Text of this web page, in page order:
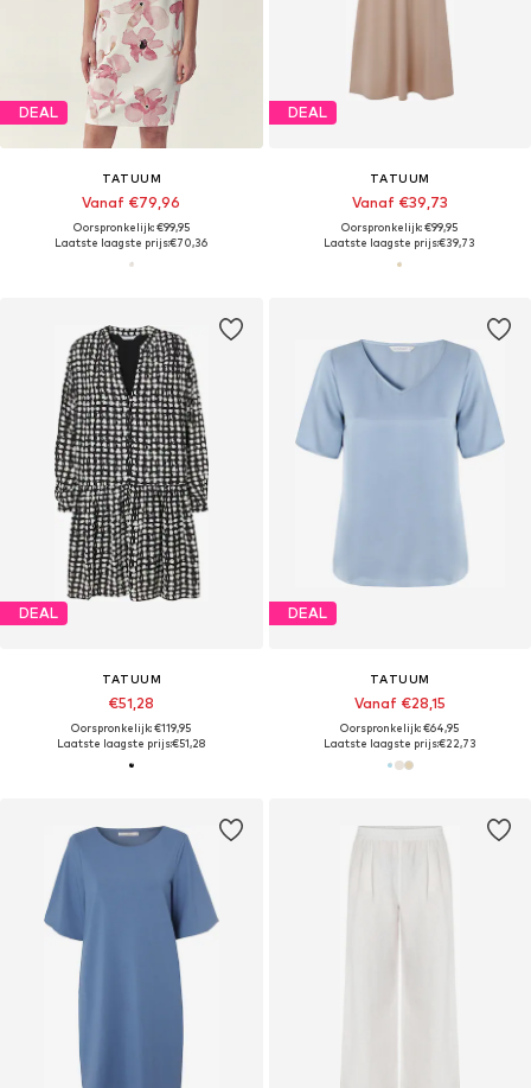
DEAL
TATUUM
Vanaf €79,96
Oorspronkelijk: €99,95
Laatste laagste prijs:€70,36
DEAL
TATUUM
Vanaf €39,73
Oorspronkelijk: €99,95
Laatste laagste prijs:€39,73
DEAL
TATUUM
€51,28
Oorspronkelijk: €119,95
Laatste laagste prijs:€51,28
DEAL
TATUUM
Vanaf €28,15
Oorspronkelijk: €64,95
Laatste laagste prijs:€22,73